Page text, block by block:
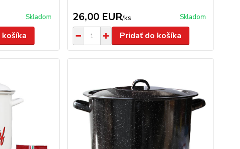
Skladom 26,00 EUR/ks Skladom
Pridať do košíka